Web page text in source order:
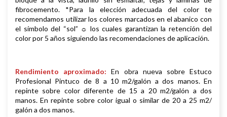
fibrocemento. *Para la elección adecuada del color te
recomendamos utilizar los colores marcados en el abanico con
el símbolo del “sol” ☼ los cuales garantizan la retención del
color por 5 años siguiendo las recomendaciones de aplicación.
Rendimiento aproximado:En obra nueva sobre Estuco
Profesional Pintuco de 8 a 10 m2/galón a dos manos. En
repinte sobre color diferente de 15 a 20 m2/galón a dos
manos. En repinte sobre color igual o similar de 20 a 25 m2/
galón a dos manos.